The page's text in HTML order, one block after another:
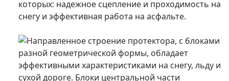
которых: надежное сцепление и проходимость на
снегу и эффективная работа на асфальте.
Направленное строение протектора, с блоками
разной геометрической формы, обладает
эффективными характеристиками на снегу, льду и
сухой дороге. Блоки центральной части